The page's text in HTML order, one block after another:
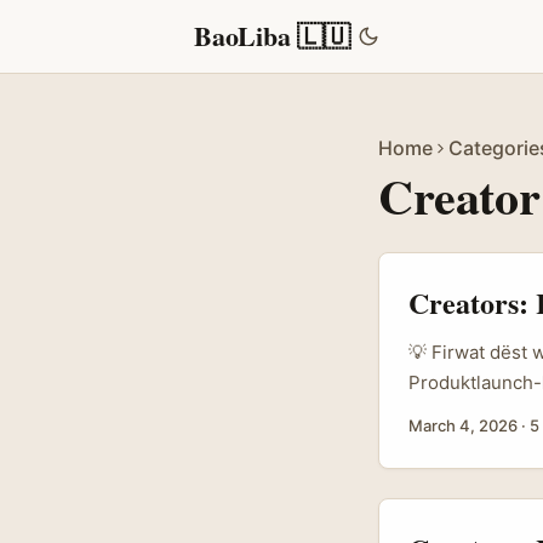
BaoLiba 🇱🇺
Home
Creators:
💡 Firwat dëst
kucken
stattesch
villen
March 4, 2026 · 5